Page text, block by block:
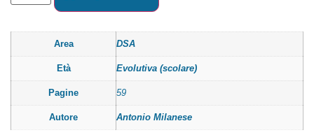
Area DSA
Età Evolutiva (scolare)
Pagine 59
Autore Antonio Milanese